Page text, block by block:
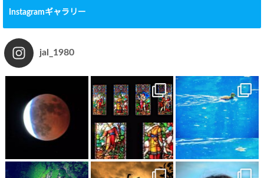
Instagramギャラリー
jal_1980